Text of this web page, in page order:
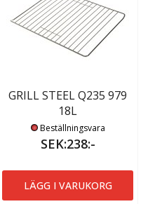
GRILL STEEL Q235 979
18L
Beställningsvara
SEK:238:-
LÄGG I VARUKORG